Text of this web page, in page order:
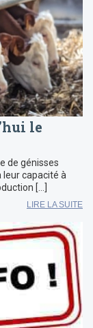
le
de génisses
leur capacité à
[…]
LIRE LA SUITE